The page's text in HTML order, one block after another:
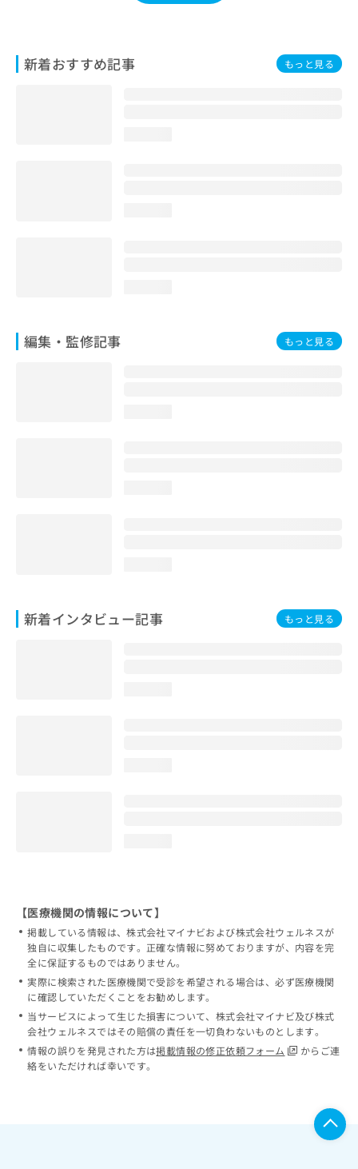
新着おすすめ記事 もっと見る
編集・監修記事 もっと見る
新着インタビュー記事 もっと見る
合
わ
【医療機関の情報について】
掲載している情報は、株式会社マイナビおよび株式会社ウェルネスが
独自に収集したものです。正確な情報に努めておりますが、内容を完
全に保証するものではありません。
実際に検索された医療機関で受診を希望される場合は、必ず医療機関
に確認していただくことをお勧めします。
当サービスによって生じた損害について、株式会社マイナビ及び株式
会社ウェルネスではその賠償の責任を一切負わないものとします。
情報の誤りを発見された方は掲載情報の修正依頼フォーム
からご連
絡をいただければ幸いです。